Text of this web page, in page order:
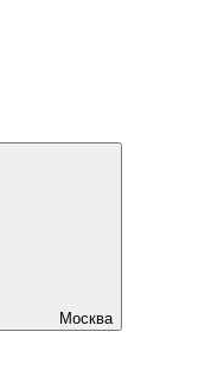
Москва